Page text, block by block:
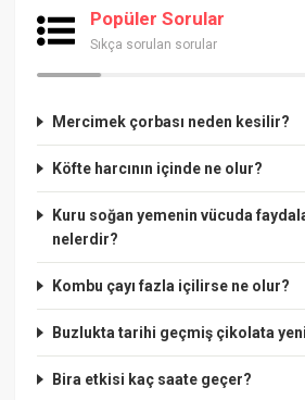
Popüler Sorular
Sıkça sorulan sorular
Mercimek çorbası neden kesilir?
Köfte harcının içinde ne olur?
Kuru soğan yemenin vücuda
nelerdir?
Kombu çayı fazla içilirse ne olur?
Buzlukta tarihi geçmiş çikolata
Bira etkisi kaç saate geçer?